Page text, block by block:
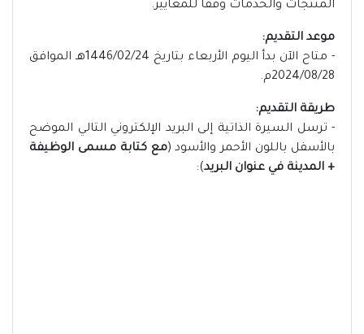
المنتجات والخدمات وفقاً للمعايير.
موعد التقديم:
- متاح الآن بدأ اليوم الأربعاء بتاريخ 1446/02/24هـ الموافق
2024/08/28م.
طريقة التقديم:
- ترسل السيرة الذاتية إلى البريد الإلكتروني التالي الموضح
بالأسفل باللون الأحمر والأسود (مع كتابة مسمى الوظيفة
+ المدينة في عنوان البريد):